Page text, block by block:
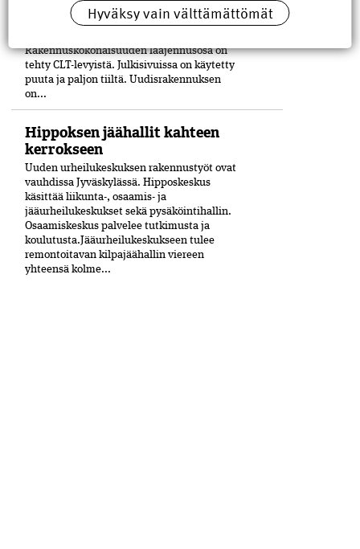
kulmaan viime vuoden lopussa
valmistuneessa moni­toimitalossa,
Rakennuskokonaisuuden laajennusosa on
tehty CLT-levyistä. Julkisivuissa on käytetty
puuta ja paljon tiiltä. Uudisrakennuksen
on...
Hippoksen jäähallit kahteen
kerrokseen
Uuden urheilukeskuksen rakennustyöt ovat
vauhdissa Jyväskylässä. Hipposkeskus
käsittää liikunta-, osaamis- ja
jääurheilukeskukset sekä pysäköintihallin.
Osaamiskeskus palvelee tutkimusta ja
koulutusta.Jääurheilukeskukseen tulee
remontoitavan kilpajäähallin viereen
yhteensä kolme...
Hyväksy vain välttämättömät